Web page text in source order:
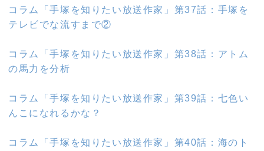
コラム「手塚を知りたい放送作家」第37話：手塚を
テレビでな流すまで②
コラム「手塚を知りたい放送作家」第38話：アトム
の馬力を分析
コラム「手塚を知りたい放送作家」第39話：七色い
んこになれるかな？
コラム「手塚を知りたい放送作家」第40話：海のト